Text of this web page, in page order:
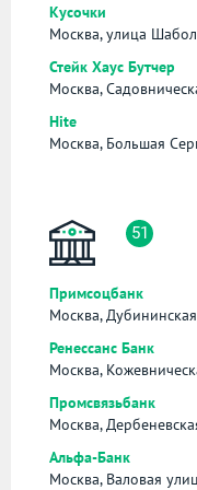
Кусочки
Москва, улица
Стейк Хаус Бутчер
Москва,
Hite
Москва, Большая
51
Примсоцбанк
Москва,
Ренессанс Банк
Москва,
Промсвязьбанк
Москва,
Альфа-Банк
Москва, Валовая